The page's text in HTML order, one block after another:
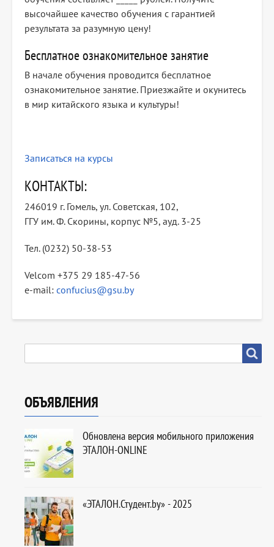
высочайшее качество обучения с гарантией
результата за разумную цену!
Бесплатное ознакомительное занятие
В начале обучения проводится бесплатное
ознакомительное занятие. Приезжайте и окунитесь
в мир китайского языка и культуры!
Записаться на курсы
КОНТАКТЫ:
246019 г. Гомель, ул. Советская, 102,
ГГУ им. Ф. Скорины, корпус №5, ауд. 3-25
Тел. (0232) 50-38-53
Velcom +375 29 185-47-56
e-mail: confucius@gsu.by
ОБЪЯВЛЕНИЯ
Обновлена версия мобильного приложения
ЭТАЛОН-ONLINE
«ЭТАЛОН.Студент.by» - 2025